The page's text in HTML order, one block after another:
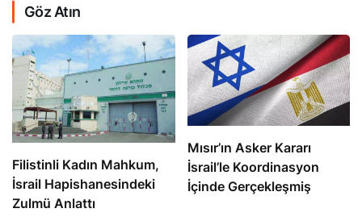
Göz Atın
Filistinli Kadın Mahkum,
İsrail Hapishanesindeki
Zulmü Anlattı
Mısır’ın Asker Kararı
İsrail’le Koordinasyon
İçinde Gerçekleşmiş